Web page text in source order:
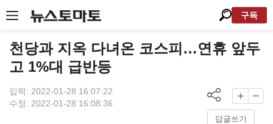
구독
천당과 지옥 다녀온 코스피…연휴 앞두
고 1%대 급반등
입력: 2022-01-28 16:07:22
수정: 2022-01-28 16:08:36
답글쓰기